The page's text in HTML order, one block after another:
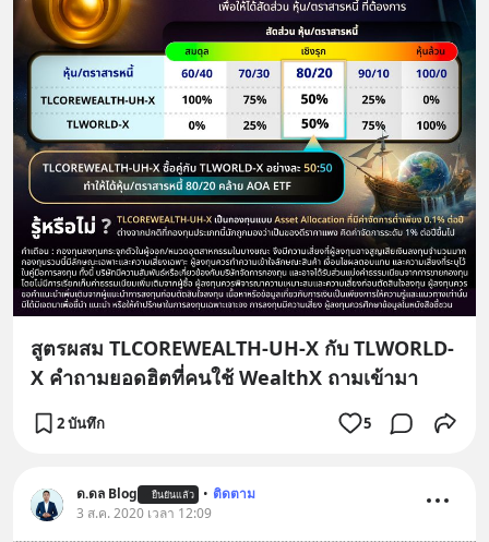
สูตรผสม TLCOREWEALTH-UH-X กับ TLWORLD-
X คำถามยอดฮิตที่คนใช้ WealthX ถามเข้ามา
2 บันทึก 5
ด.ดล Blog ยืนยันแล้ว • ติดตาม
3 ส.ค. 2020 เวลา 12:09